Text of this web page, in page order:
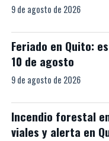
9 de agosto de 2026
Feriado en Quito:
10 de agosto
9 de agosto de 2026
Incendio forestal
viales y alerta en